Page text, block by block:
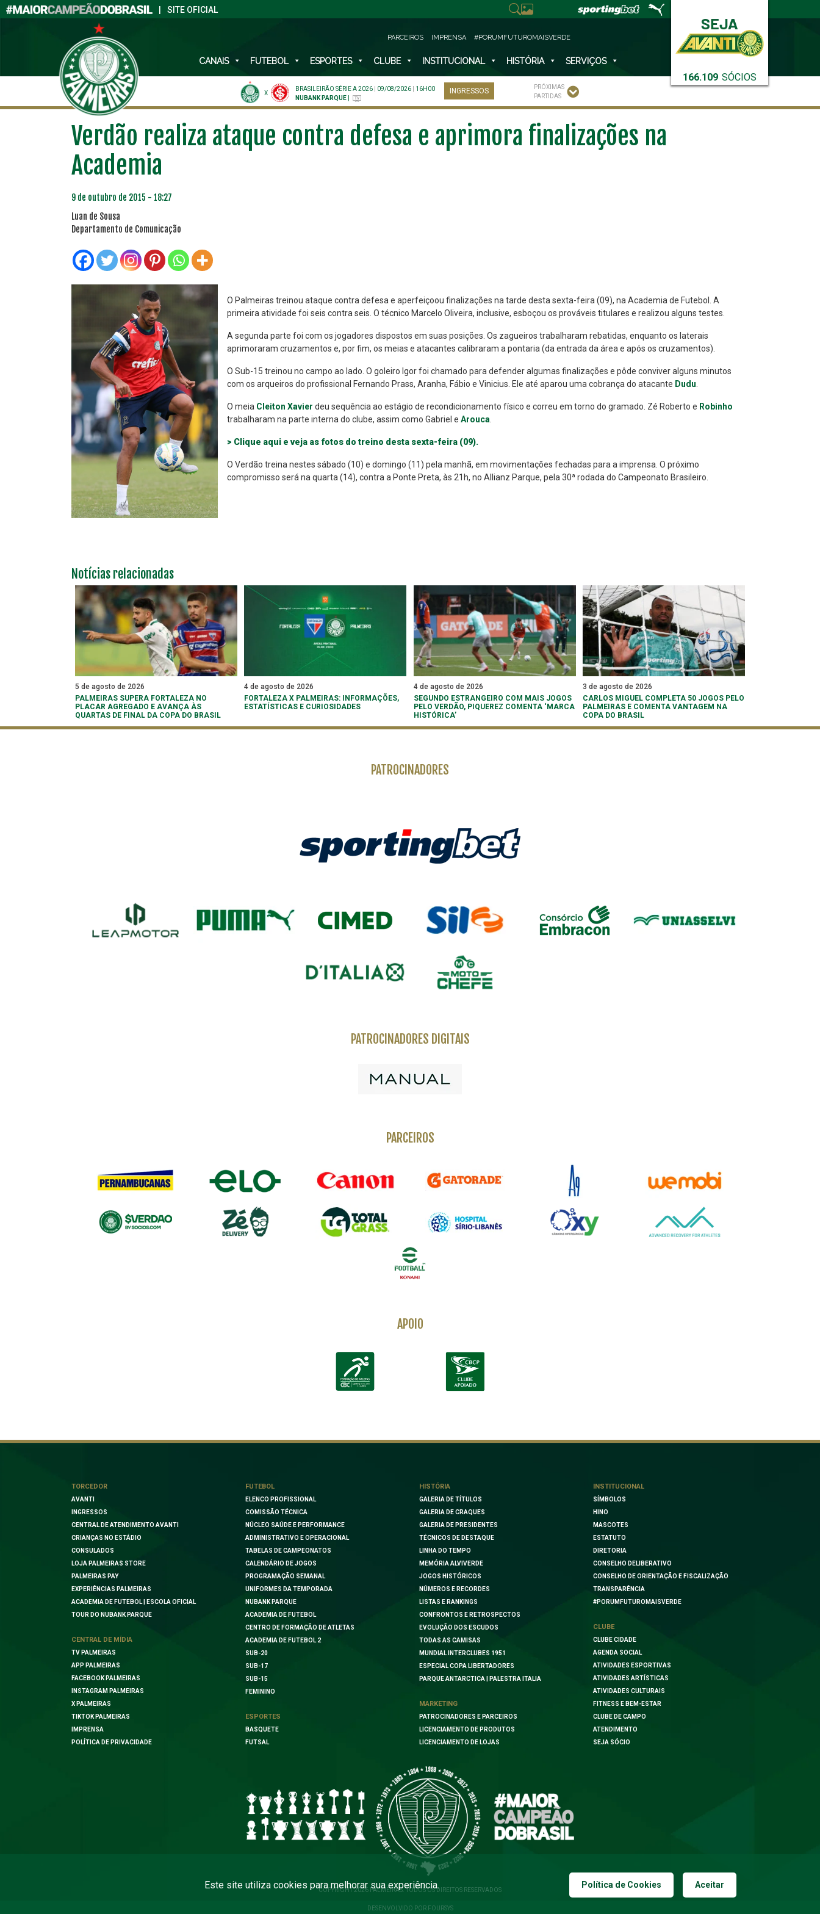
SITE OFICIAL
166.109 SÓCIOS
PARCEIROS IMPRENSA #PORUMFUTUROMAISVERDE
CANAIS FUTEBOL ESPORTES CLUBE INSTITUCIONAL HISTÓRIA SERVIÇOS
X
BRASILEIRÃO SÉRIE A 2026 09/08/2026
16H00
NUBANK PARQUE
INGRESSOS
PRÓXIMAS
PARTIDAS
Verdão realiza ataque contra defesa e aprimora finalizações na
Academia
9 de outubro de 2015 - 18:27
Luan de Sousa
Departamento de Comunicação
O Palmeiras treinou ataque contra defesa e aperfeiçoou finalizações na tarde desta sexta-feira (09), na Academia de Futebol. A
primeira atividade foi seis contra seis. O técnico Marcelo Oliveira, inclusive, esboçou os prováveis titulares e realizou alguns testes.
A segunda parte foi com os jogadores dispostos em suas posições. Os zagueiros trabalharam rebatidas, enquanto os laterais
aprimoraram cruzamentos e, por fim, os meias e atacantes calibraram a pontaria (da entrada da área e após os cruzamentos).
O Sub-15 treinou no campo ao lado. O goleiro Igor foi chamado para defender algumas finalizações e pôde conviver alguns minutos
com os arqueiros do profissional Fernando Prass, Aranha, Fábio e Vinicius. Ele até aparou uma cobrança do atacante Dudu
O meia Cleiton Xavier deu sequência ao estágio de recondicionamento físico e correu em torno do gramado. Zé Roberto e Robinho
trabalharam na parte interna do clube, assim como Gabriel e Arouca
> Clique aqui e veja as fotos do treino desta sexta-feira (09).
O Verdão treina nestes sábado (10) e domingo (11) pela manhã, em movimentações fechadas para a imprensa. O próximo
compromisso será na quarta (14), contra a Ponte Preta, às 21h, no Allianz Parque, pela 30ª rodada do Campeonato Brasileiro.
Notícias relacionadas
5 de agosto de 2026
PALMEIRAS SUPERA FORTALEZA NO
PLACAR AGREGADO E AVANÇA ÀS
QUARTAS DE FINAL DA COPA DO BRASIL
4 de agosto de 2026
FORTALEZA X PALMEIRAS: INFORMAÇÕES,
ESTATÍSTICAS E CURIOSIDADES
4 de agosto de 2026
SEGUNDO ESTRANGEIRO COM MAIS JOGOS
PELO VERDÃO, PIQUEREZ COMENTA ‘MARCA
HISTÓRICA’
3 de agosto de 2026
CARLOS MIGUEL COMPLETA 50 JOGOS PELO
PALMEIRAS E COMENTA VANTAGEM NA
COPA DO BRASIL
PATROCINADORES
PATROCINADORES DIGITAIS
PARCEIROS
APOIO
TORCEDOR
AVANTI
INGRESSOS
CENTRAL DE ATENDIMENTO AVANTI
CRIANÇAS NO ESTÁDIO
CONSULADOS
LOJA PALMEIRAS STORE
PALMEIRAS PAY
EXPERIÊNCIAS PALMEIRAS
ACADEMIA DE FUTEBOL | ESCOLA OFICIAL
TOUR DO NUBANK PARQUE
CENTRAL DE MÍDIA
TV PALMEIRAS
APP PALMEIRAS
FACEBOOK PALMEIRAS
INSTAGRAM PALMEIRAS
X PALMEIRAS
TIKTOK PALMEIRAS
IMPRENSA
POLÍTICA DE PRIVACIDADE
FUTEBOL
ELENCO PROFISSIONAL
COMISSÃO TÉCNICA
NÚCLEO SAÚDE E PERFORMANCE
ADMINISTRATIVO E OPERACIONAL
TABELAS DE CAMPEONATOS
CALENDÁRIO DE JOGOS
PROGRAMAÇÃO SEMANAL
UNIFORMES DA TEMPORADA
NUBANK PARQUE
ACADEMIA DE FUTEBOL
CENTRO DE FORMAÇÃO DE ATLETAS
ACADEMIA DE FUTEBOL 2
SUB-20
SUB-17
SUB-15
FEMININO
ESPORTES
BASQUETE
FUTSAL
HISTÓRIA
GALERIA DE TÍTULOS
GALERIA DE CRAQUES
GALERIA DE PRESIDENTES
TÉCNICOS DE DESTAQUE
LINHA DO TEMPO
MEMÓRIA ALVIVERDE
JOGOS HISTÓRICOS
NÚMEROS E RECORDES
LISTAS E RANKINGS
CONFRONTOS E RETROSPECTOS
EVOLUÇÃO DOS ESCUDOS
TODAS AS CAMISAS
MUNDIAL INTERCLUBES 1951
ESPECIAL COPA LIBERTADORES
PARQUE ANTARCTICA | PALESTRA ITALIA
MARKETING
PATROCINADORES E PARCEIROS
LICENCIAMENTO DE PRODUTOS
LICENCIAMENTO DE LOJAS
INSTITUCIONAL
SÍMBOLOS
HINO
MASCOTES
ESTATUTO
DIRETORIA
CONSELHO DELIBERATIVO
CONSELHO DE ORIENTAÇÃO E FISCALIZAÇÃO
TRANSPARÊNCIA
#PORUMFUTUROMAISVERDE
CLUBE
CLUBE CIDADE
AGENDA SOCIAL
ATIVIDADES ESPORTIVAS
ATIVIDADES ARTÍSTICAS
ATIVIDADES CULTURAIS
FITNESS E BEM-ESTAR
CLUBE DE CAMPO
ATENDIMENTO
SEJA SÓCIO
COPYRIGHT 2026 PALMEIRAS. TODOS OS DIREITOS RESERVADOS
Este site utiliza cookies para melhorar sua experiência. Política de Cookies Aceitar
DESENVOLVIDO POR FOURSYS